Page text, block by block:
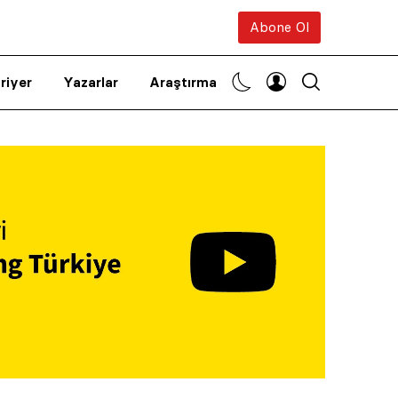
Abone Ol
Yazarlar Araştırma